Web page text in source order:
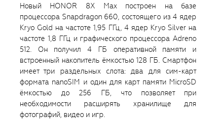
Новый HONOR 8X Max построен на базе
процессора Snapdragon 660, состоящего из 4 ядер
Kryo Gold на частоте 1,95 ГГц, 4 ядер Kryo Silver на
частоте 1,8 ГГц и графического процессора Adreno
512. Он получил 4 ГБ оперативной памяти и
встроенный накопитель ёмкостью 128 ГБ. Смартфон
имеет три раздельных слота: два для сим-карт
формата nanoSIM и один для карт памяти MicroSD
ёмкостью до 256 ГБ, что позволяет при
необходимости расширять хранилище для
фотографий, видео и игр.